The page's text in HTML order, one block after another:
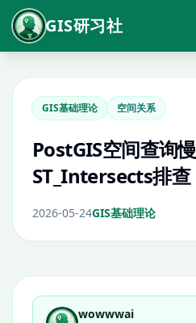
GIS研习社
GIS基础理论 空间关系
PostGIS空间查询
ST_Intersects排查
2026-05-24GIS基础理论
wowwwai